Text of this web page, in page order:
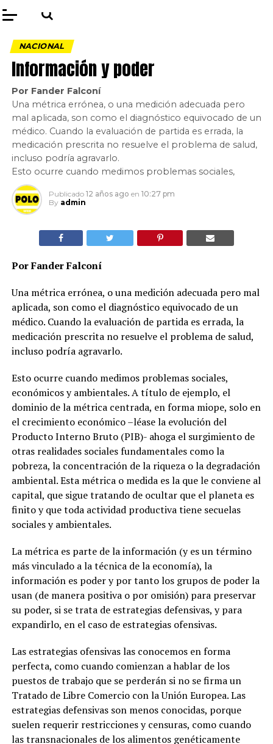
NACIONAL
Información y poder
Por Fander Falconí
Una métrica errónea, o una medición adecuada pero
mal aplicada, son como el diagnóstico equivocado de un
médico. Cuando la evaluación de partida es errada, la
medicación prescrita no resuelve el problema de salud,
incluso podría agravarlo.
Esto ocurre cuando medimos problemas sociales,
Publicado 12 años ago en 10:27 pm
By admin
Por Fander Falconí
Una métrica errónea, o una medición adecuada pero mal
aplicada, son como el diagnóstico equivocado de un
médico. Cuando la evaluación de partida es errada, la
medicación prescrita no resuelve el problema de salud,
incluso podría agravarlo.
Esto ocurre cuando medimos problemas sociales,
económicos y ambientales. A título de ejemplo, el
dominio de la métrica centrada, en forma miope, solo en
el crecimiento económico –léase la evolución del
Producto Interno Bruto (PIB)- ahoga el surgimiento de
otras realidades sociales fundamentales como la
pobreza, la concentración de la riqueza o la degradación
ambiental. Esta métrica o medida es la que le conviene al
capital, que sigue tratando de ocultar que el planeta es
finito y que toda actividad productiva tiene secuelas
sociales y ambientales.
La métrica es parte de la información (y es un término
más vinculado a la técnica de la economía), la
información es poder y por tanto los grupos de poder la
usan (de manera positiva o por omisión) para preservar
su poder, si se trata de estrategias defensivas, y para
expandirlo, en el caso de estrategias ofensivas.
Las estrategias ofensivas las conocemos en forma
perfecta, como cuando comienzan a hablar de los
puestos de trabajo que se perderán si no se firma un
Tratado de Libre Comercio con la Unión Europea. Las
estrategias defensivas son menos conocidas, porque
suelen requerir restricciones y censuras, como cuando
las transnacionales de los alimentos genéticamente